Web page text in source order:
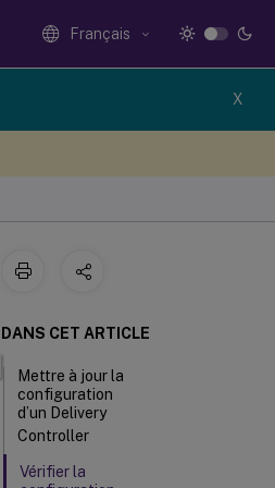
Français
X
DANS CET ARTICLE
Mettre à jour la
configuration
d’un Delivery
Controller
Vérifier la